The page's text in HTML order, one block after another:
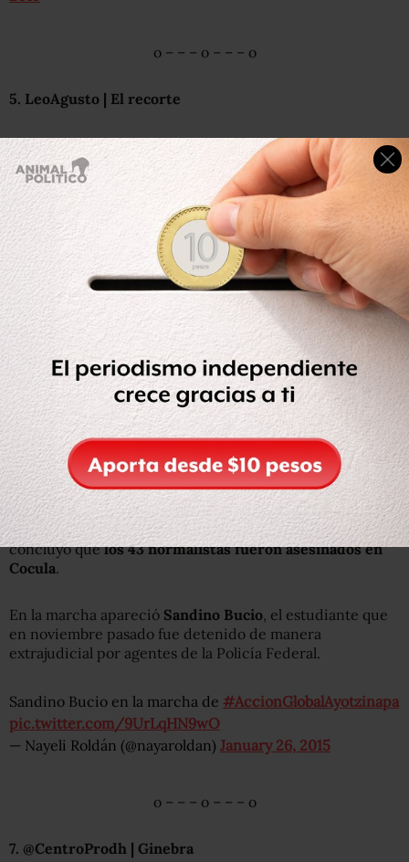
o – – – o – – – o
5. LeoAgusto | El recorte
El recorte al gasto público anunciado por Hacienda será
por124 mil 300 millones de pesos
al gasto público, lo que
representa el 0.7% del Producto Interno Bruto. Se
cancela el proyecto del tren transpeninsular en Yucatán
y el del tren México-Querétaro.
Se tuiteó:
"Soy responsable del timón mas no de la tormenta"
JoLoPo, ft Luis Videgaray
— Leo Agusto (@LeoAgusto) January 30, 2015
o – – – o – – – o
6. @nayaroldan | #AcciónGlobalporAyotzinapa
El lunes 26 de enero se realizó la octava
#AcciónGlobalporAyotzinapa . Un día después la PGR
concluyó quelos 43 normalistas fueron asesinados en
Cocula.
En la marcha apareció Sandino Bucio , el estudiante que
en noviembre pasado fue detenido de manera
extrajudicial por agentes de la Policía Federal.
Sandino Bucio en la marcha de #AccionGlobalAyotzinapa
pic.twitter.com/9UrLqHN9wO
— Nayeli Roldán (@nayaroldan) January 26, 2015
o – – – o – – – o
7. @CentroProdh | Ginebra